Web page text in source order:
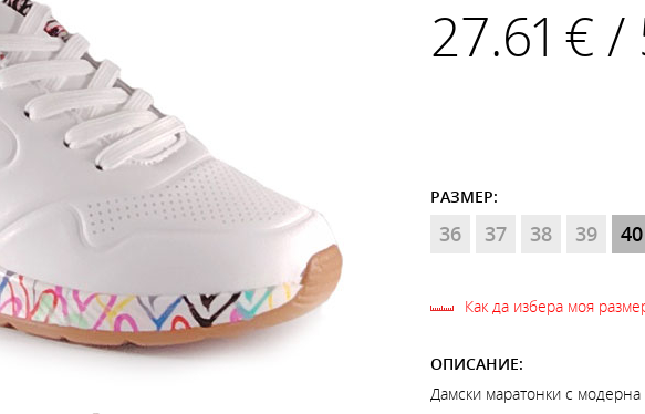
27.61 €
РАЗМЕР:
36 37 38 39 40
Как да избера моя
ОПИСАНИЕ:
Дамски маратонки с